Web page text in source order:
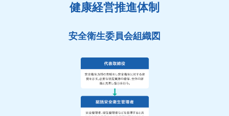
健康経営推進体制
安全衛生委員会組織図